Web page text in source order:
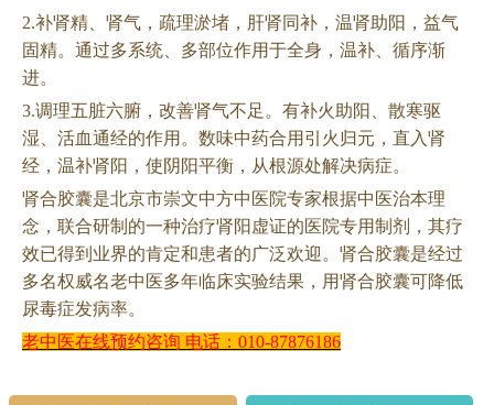
2.补肾精、肾气，疏理淤堵，肝肾同补，温肾助阳，益气
固精。通过多系统、多部位作用于全身，温补、循序渐
进。
3.调理五脏六腑，改善肾气不足。有补火助阳、散寒驱
湿、活血通经的作用。数味中药合用引火归元，直入肾
经，温补肾阳，使阴阳平衡，从根源处解决病症。
肾合胶囊是北京市崇文中方中医院专家根据中医治本理
念，联合研制的一种治疗肾阳虚证的医院专用制剂，其疗
效已得到业界的肯定和患者的广泛欢迎。肾合胶囊是经过
多名权威名老中医多年临床实验结果，用肾合胶囊可降低
尿毒症发病率。
老中医在线预约咨询 电话： 010-87876186